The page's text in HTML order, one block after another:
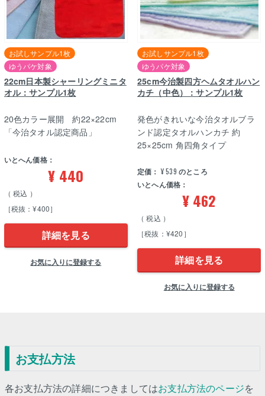
22cm日本製シャーリングミニタ
オル：サンプル1枚
お試しサンプル1枚
ゆうパケ対象
いとへん価格：
¥ 440
税込
［税抜：¥400］
20色カラー展開 約22×22cm
「今治タオル認定商品」
詳細を見る
お気に入りに登録する
25cm今治製四方ヘムタオルハン
カチ（中色）：サンプル1枚
お試しサンプル1枚
ゆうパケ対象
定価： ¥539 のところ
いとへん価格：
¥462
税込
［税抜：¥420］
発色がきれいな今治タオルブラ
ンド認定タオルハンカチ 約
25×25cm 角四角タイプ
詳細を見る
お気に入りに登録する
お支払方法
各お支払方法の詳細につきましてはお支払方法のページを